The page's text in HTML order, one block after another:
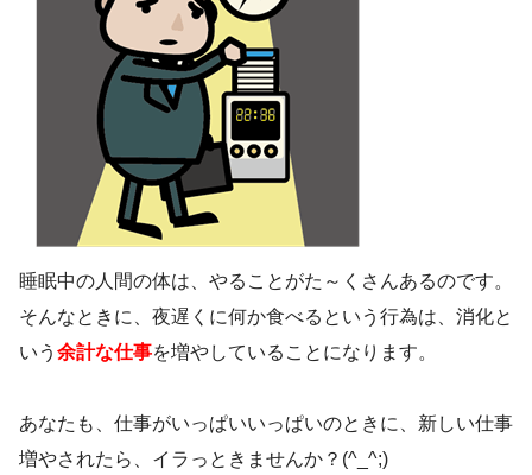
睡眠中の人間の体は、やることがた～くさんあるのです。
そんなときに、夜遅くに何か食べるという行為は、消化と
いう 余計な仕事を増やしていることになります。
あなたも、仕事がいっぱいいっぱいのときに、新しい仕事
増やされたら、イラっときませんか？(^_^;)